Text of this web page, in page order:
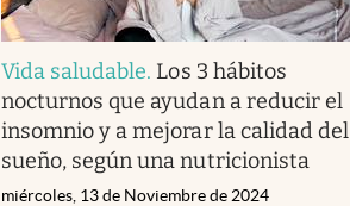
Vida saludable. Los 3 hábitos
nocturnos que ayudan a reducir el
insomnio y a mejorar la calidad del
sueño, según una nutricionista
miércoles, 13 de Noviembre de 2024